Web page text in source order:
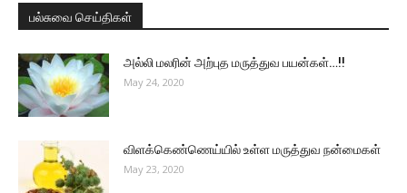
பல்சுவை செய்திகள்
அல்லி மலரின் அற்புத மருத்துவ பயன்கள்…!!
May 24, 2020
விளக்கெண்ணெய்யில் உள்ள மருத்துவ நன்மைகள்
May 23, 2020